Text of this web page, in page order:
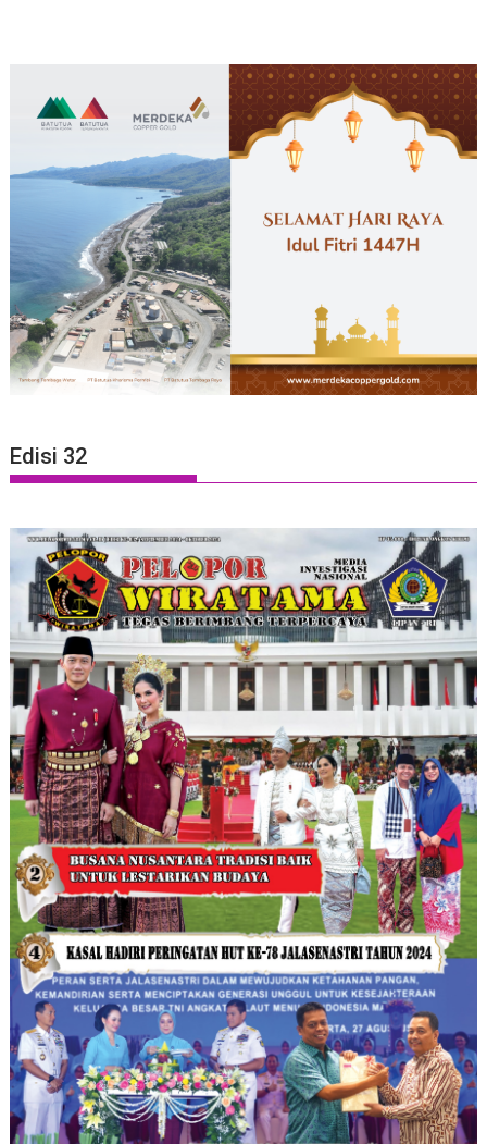
Edisi 32